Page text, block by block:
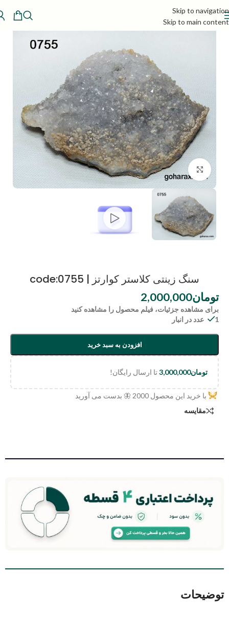
Skip to navigation
Skip to main content
بزرگنمایی تصویر
سنگ زینتی کلاستر کوارتز | code:0755
تومان2,000,000
برای مشاهده جزئیات، فیلم محصول را مشاهده کنید
1 عدد در انبار
افزودن به سبد خرید
تومان3,000,000تا ارسال رایگان!
با خرید این محصول 2000 🦋 بدست می آورید
مقایسه
توضیحات